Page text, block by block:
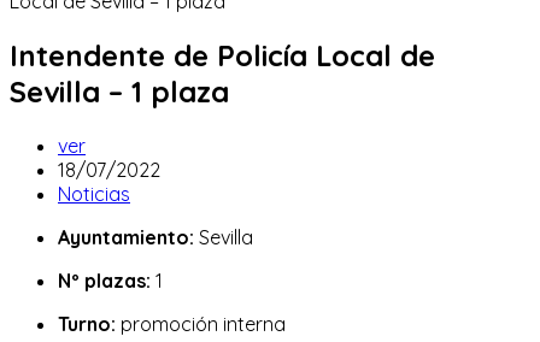
Intendente de Policía Local de
Sevilla – 1 plaza
Autor
de
la
ver
Publicación
de
entrada:
18/07/2022
Categoría
la
Noticias
Ayuntamiento: Sevilla
Nº plazas: 1
Turno: promoción interna